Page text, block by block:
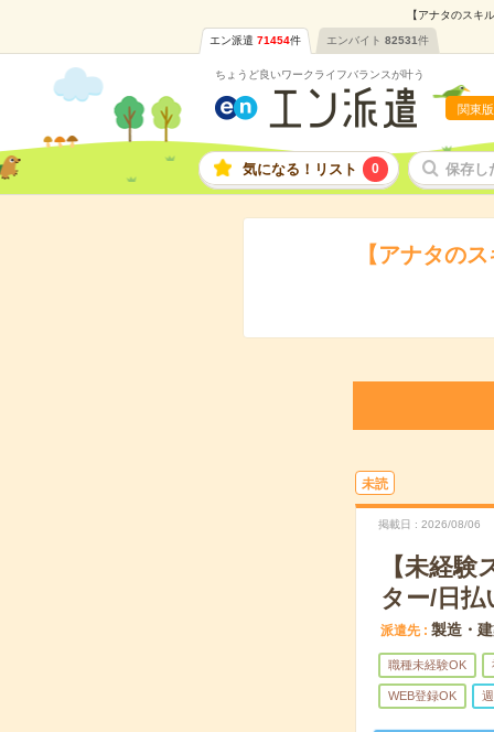
【アナタのスキ
エン派遣 71454件 エンバイト 82531件
ちょうど良いワークライフバランスが叶う
関東版
気になる！リスト 0 保存し
【アナタの
未読
掲載日 2026/08/06
【未経
ター/日払
派遣先 製造・
職種未経験OK
WEB登録OK